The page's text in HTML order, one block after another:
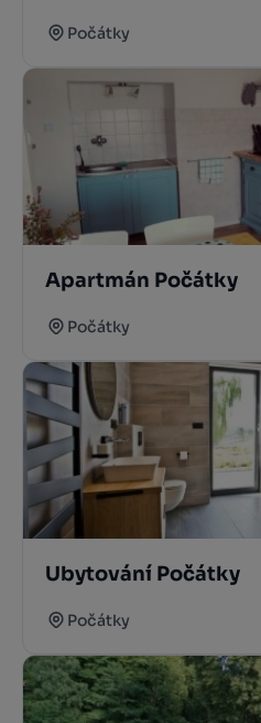
Počátky
Apartmán Počátky
Počátky
Ubytování Počátky
Počátky